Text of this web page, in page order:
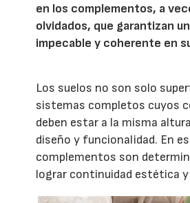
en los complementos, a
olvidados, que garantizan
impecable y coherente en
Los suelos no son solo
sistemas completos cuyos
deben estar a la misma
diseño y funcionalidad. En
complementos son
lograr continuidad estética y